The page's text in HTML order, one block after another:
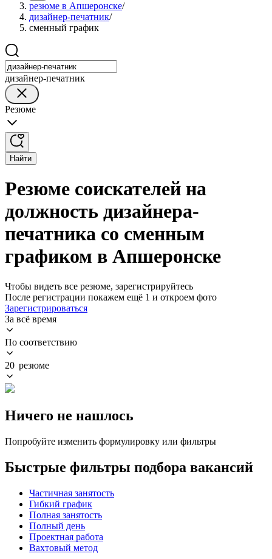
резюме в Апшеронске/
дизайнер-печатник/
сменный график
дизайнер-печатник
Резюме
Найти
Резюме соискателей на
должность дизайнера-
печатника со сменным
графиком в Апшеронске
Чтобы видеть все резюме, зарегистрируйтесь
После регистрации покажем ещё 1 и откроем фото
Зарегистрироваться
За всё время
По соответствию
20 резюме
Ничего не нашлось
Попробуйте изменить формулировку или фильтры
Быстрые фильтры подбора вакансий
Частичная занятость
Гибкий график
Полная занятость
Полный день
Проектная работа
Вахтовый метод